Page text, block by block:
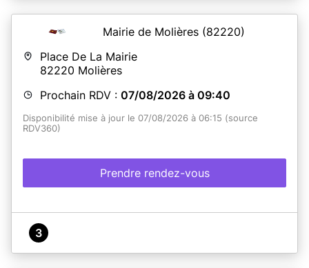
Mairie de Molières (82220)
Place De La Mairie
82220 Molières
Prochain RDV : 07/08/2026 à 09:40
Disponibilité mise à jour le 07/08/2026 à 06:15 (source
RDV360)
Prendre rendez-vous
3